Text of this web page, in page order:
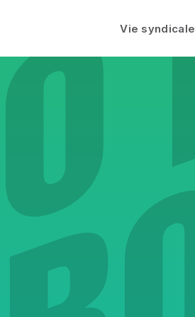
Vie syndicale